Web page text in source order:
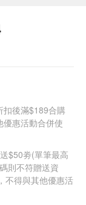
扣後滿$189合購
惠活動合併使
$50劵(單筆最高
則不符贈送資
不得與其他優惠活